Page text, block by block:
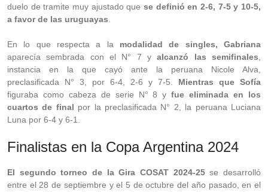
duelo de tramite muy ajustado que se definió en 2-6, 7-5 y 10-5,
a favor de las uruguayas
En lo que respecta a la modalidad de singles, Gabriana
aparecía sembrada con el N° 7 yalcanzó las semifinales
instancia en la que cayó ante la peruana Nicole Alva,
preclasificada N° 3, por 6-4, 2-6 y 7-5. Mientras que Sofía
figuraba como cabeza de serie N° 8 yfue eliminada en los
cuartos de final por la preclasificada N° 2, la peruana Luciana
Luna por 6-4 y 6-1.
Finalistas en la Copa Argentina 2024
El segundo torneo de la Gira COSAT 2024-25se desarrolló
entre el 28 de septiembre y el 5 de octubre del año pasado, en el